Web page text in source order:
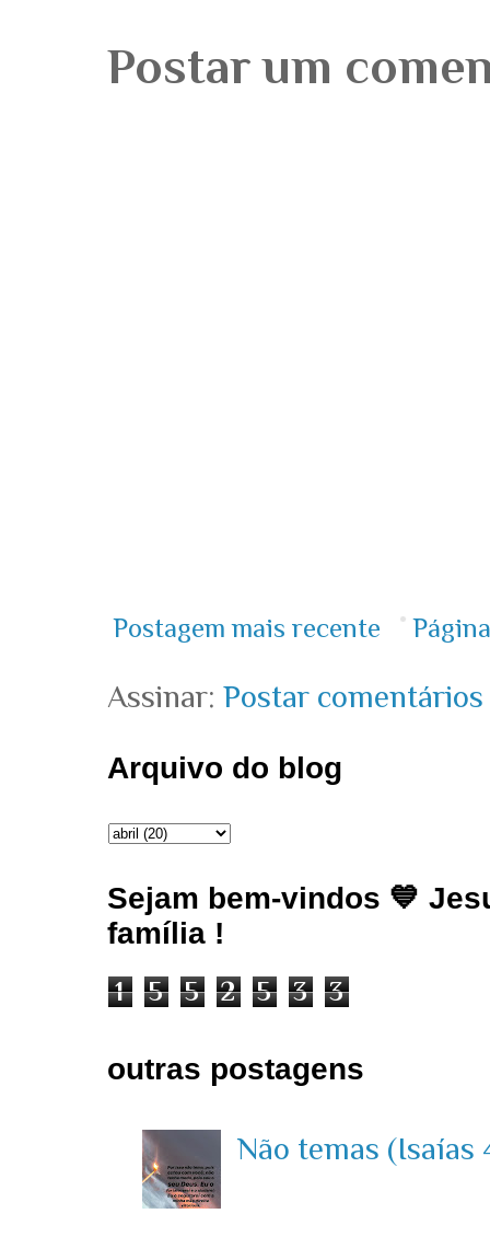
Postar um
Postagem mais recente
Assinar:Postar
Arquivo do blog
Sejam bem-vindos 💙
família !
1 5 5 2 5 3 3
outras postagens
Não temas (Isaías